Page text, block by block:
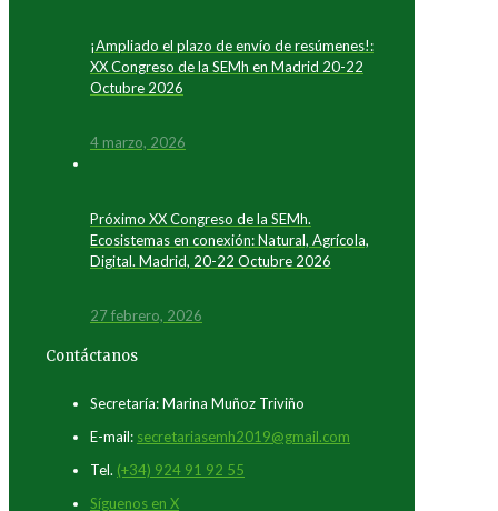
¡Ampliado el plazo de envío de resúmenes!:
XX Congreso de la SEMh en Madrid 20-22
Octubre 2026
4 marzo, 2026
Próximo XX Congreso de la SEMh.
Ecosistemas en conexión: Natural, Agrícola,
Digital. Madrid, 20-22 Octubre 2026
27 febrero, 2026
Contáctanos
Secretaría: Marina Muñoz Triviño
E-mail: secretariasemh2019@gmail.com
Tel. (+34) 924 91 92 55
Síguenos en X